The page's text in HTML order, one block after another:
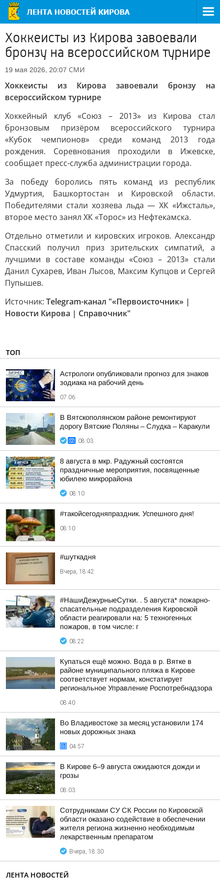
Хоккеисты из Кирова завоевали
бронзу на всероссийском турнире
19 мая 2026, 20:07 СМИ
Хоккеисты из Кирова завоевали бронзу на
всероссийском турнире
Хоккейный клуб «Союз – 2013» из Кирова стал
бронзовым призёром всероссийского турнира
«Кубок чемпионов» среди команд 2013 года
рождения. Соревнования проходили в Ижевске,
сообщает пресс-служба администрации города.
За победу боролись пять команд из республик
Удмуртия, Башкортостан и Кировской области.
Победителями стали хозяева льда — ХК «Ижсталь»,
второе место занял ХК «Торос» из Нефтекамска.
Отдельно отметили и кировских игроков. Александр
Спасский получил приз зрительских симпатий, а
лучшими в составе команды «Союз – 2013» стали
Данил Сухарев, Иван Лысов, Максим Купцов и Сергей
Пупышев.
Источник: Telegram-канал "«Первоисточник» |
Новости Кирова | Справочник"
ТОП
Астрологи опубликовали прогноз для знаков
зодиака на рабочий день
07:06
В Вятскополянском районе ремонтируют
дорогу Вятские Поляны – Слудка – Каракули
08:03
8 августа в мкр. Радужный состоятся
праздничные мероприятия, посвященные
юбилею микрорайона
08:10
#такойсегодняпраздник. Успешного дня!
08:10
#шуткадня
Вчера, 18:42
#НашиДежурныеСутки. . 5 августа* пожарно-
спасательные подразделения Кировской
области реагировали на: 5 техногенных
пожаров, в том числе: г
08:22
Купаться ещё можно. Вода в р. Вятке в
районе муниципального пляжа в Кирове
соответствует нормам, констатирует
региональное Управление Роспотребнадзора
08:40
Во Владивостоке за месяц установили 174
новых дорожных знака
04:57
В Кирове 6–9 августа ожидаются дожди и
грозы
08:03
Сотрудниками СУ СК России по Кировской
области оказано содействие в обеспечении
жителя региона жизненно необходимым
лекарственным препаратом
Вчера, 18:30
ЛЕНТА НОВОСТЕЙ